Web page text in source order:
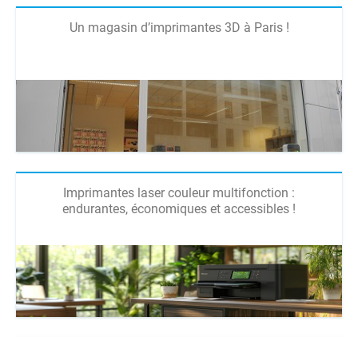
Un magasin d’imprimantes 3D à Paris !
Imprimantes laser couleur multifonction :
endurantes, économiques et accessibles !